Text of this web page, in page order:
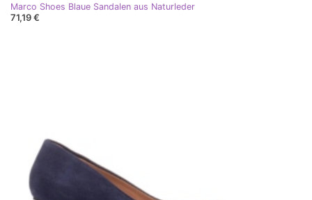
Marco Shoes Blaue Sandalen aus Naturleder
71,19 €